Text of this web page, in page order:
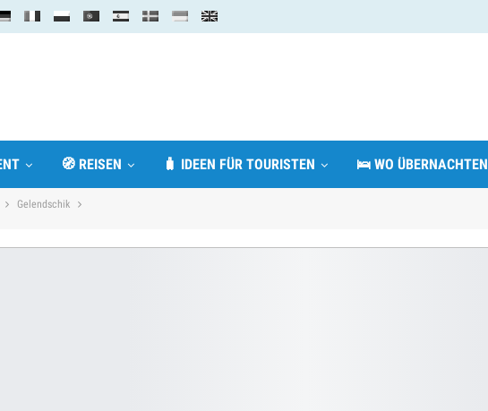
🧭 REISEN 🧳 IDEEN FÜR TOURISTEN 🛌 WO ÜBERNACHTEN
Gelendschik